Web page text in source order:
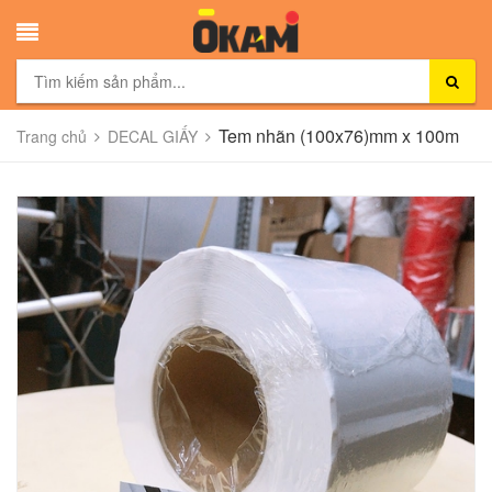
Trang chủ DECAL GIẤY Tem nhãn (100x76)mm x 100m